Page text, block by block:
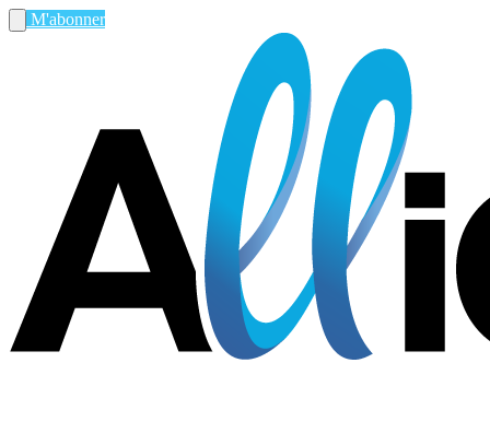
M'abonner